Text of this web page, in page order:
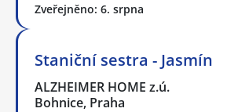
Zveřejněno: 6. srpna
Staniční sestra - Jasmín
ALZHEIMER HOME z.ú.
Bohnice, Praha